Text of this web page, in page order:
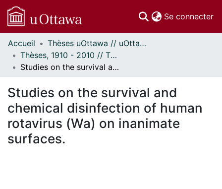
Se connecter
Communautés
et collections
Parcourir
À propos
Accueil
Thèses uOttawa // uOttawa Theses
Thèses, 1910 - 2010 // Theses, 1910 - 2010
Studies on the survival and chemical disinfection of human rotavirus (Wa) on inanimate surfaces.
Studies on the survival and
chemical disinfection of human
rotavirus (Wa) on inanimate
surfaces.